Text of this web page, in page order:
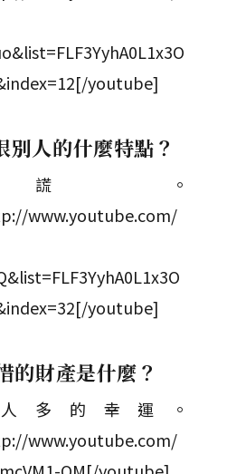
youtube]
別人的什麼特點？
。
www.youtube.com/
youtube]
的財產是什麼？
多的幸運。
www.youtube.com/